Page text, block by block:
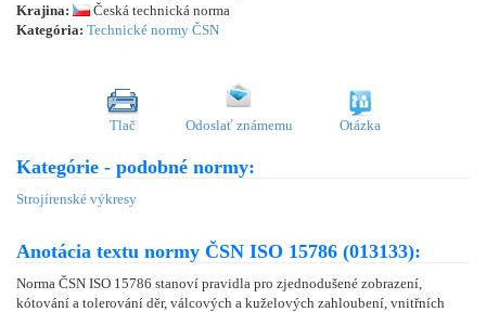
Krajina:
Česká technická norma
Kategória: Technické normy ČSN
Tlač Odoslať známemu Otázka
Kategórie - podobné normy:
Strojírenské výkresy
Anotácia textu normy ČSN ISO 15786 (013133):
Norma ČSN ISO 15786 stanoví pravidla pro zjednodušené zobrazení,
kótování a tolerování děr, válcových a kuželových zahloubení, vnitřních